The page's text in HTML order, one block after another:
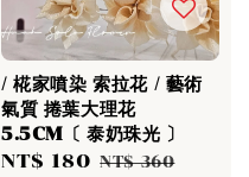
/ 椛家噴染 索拉花 / 藝術
氣質 捲葉大理花
5.5CM〔 泰奶珠光 〕
Sale
NT$ 180 Regular
NT$ 360